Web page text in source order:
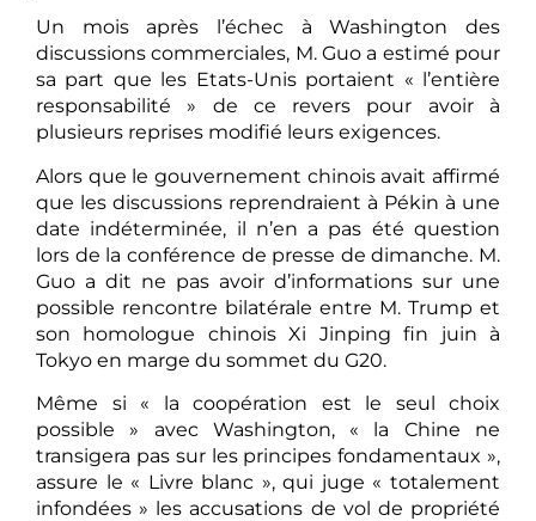
Un mois après l’échec à Washington des
discussions commerciales, M. Guo a estimé pour
sa part que les Etats-Unis portaient « l’entière
responsabilité » de ce revers pour avoir à
plusieurs reprises modifié leurs exigences.
Alors que le gouvernement chinois avait affirmé
que les discussions reprendraient à Pékin à une
date indéterminée, il n’en a pas été question
lors de la conférence de presse de dimanche. M.
Guo a dit ne pas avoir d’informations sur une
possible rencontre bilatérale entre M. Trump et
son homologue chinois Xi Jinping fin juin à
Tokyo en marge du sommet du G20.
Même si « la coopération est le seul choix
possible » avec Washington, « la Chine ne
transigera pas sur les principes fondamentaux »,
assure le « Livre blanc », qui juge « totalement
infondées » les accusations de vol de propriété